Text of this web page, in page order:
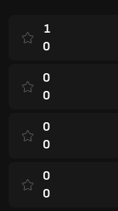
1
0
0
0
0
0
0
0